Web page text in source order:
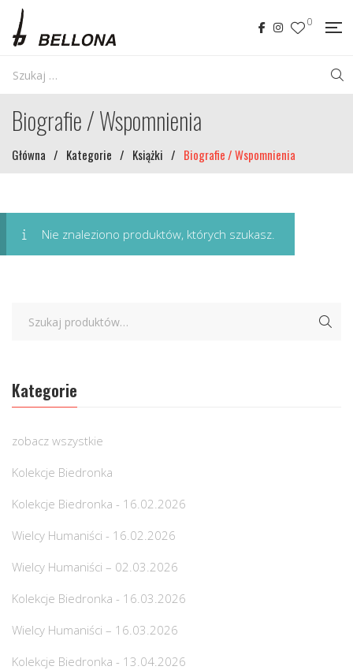
0
Biografie / Wspomnienia
Główna / Kategorie / Książki / Biografie / Wspomnienia
Nie znaleziono produktów, których szukasz.
Kategorie
zobacz wszystkie
Kolekcje Biedronka
Kolekcje Biedronka - 16.02.2026
Wielcy Humaniści - 16.02.2026
Wielcy Humaniści – 02.03.2026
Kolekcje Biedronka - 16.03.2026
Wielcy Humaniści – 16.03.2026
Kolekcje Biedronka - 13.04.2026